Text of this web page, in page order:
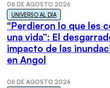
06 DE AGOSTO 2026
UNIVERSO AL DÍA
"Perdieron lo que les
una vida”: El
impacto de las
en Angol
06 DE AGOSTO 2026